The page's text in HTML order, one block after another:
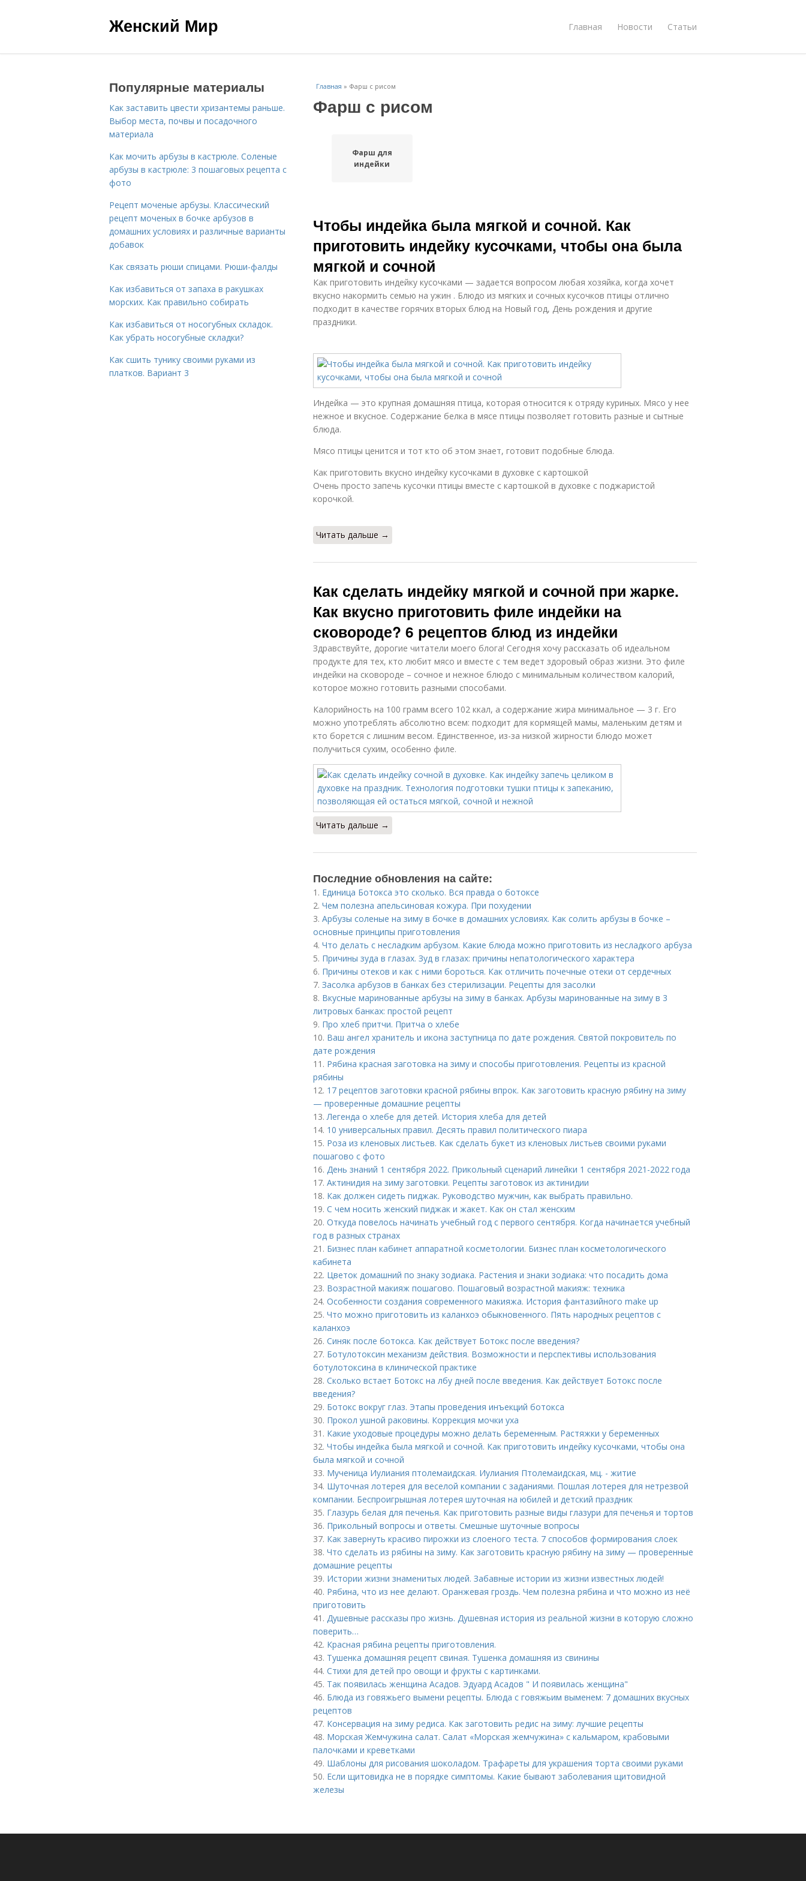
Женский Мир Главная Новости Статьи
Главная » Фарш с рисом
Фарш с рисом
Фарш для
индейки
Чтобы индейка была мягкой и сочной. Как
приготовить индейку кусочками, чтобы она была
мягкой и сочной
Как приготовить индейку кусочками — задается вопросом любая хозяйка, когда хочет
вкусно накормить семью на ужин . Блюдо из мягких и сочных кусочков птицы отлично
подходит в качестве горячих вторых блюд на Новый год, День рождения и другие
праздники.
Индейка — это крупная домашняя птица, которая относится к отряду куриных. Мясо у нее
нежное и вкусное. Содержание белка в мясе птицы позволяет готовить разные и сытные
блюда.
Мясо птицы ценится и тот кто об этом знает, готовит подобные блюда.
Как приготовить вкусно индейку кусочками в духовке с картошкой
Очень просто запечь кусочки птицы вместе с картошкой в духовке с поджаристой
корочкой.
Читать дальше →
Как сделать индейку мягкой и сочной при жарке.
Как вкусно приготовить филе индейки на
сковороде? 6 рецептов блюд из индейки
Здравствуйте, дорогие читатели моего блога! Сегодня хочу рассказать об идеальном
продукте для тех, кто любит мясо и вместе с тем ведет здоровый образ жизни. Это филе
индейки на сковороде – сочное и нежное блюдо с минимальным количеством калорий,
которое можно готовить разными способами.
Калорийность на 100 грамм всего 102 ккал, а содержание жира минимальное — 3 г. Его
можно употреблять абсолютно всем: подходит для кормящей мамы, маленьким детям и
кто борется с лишним весом. Единственное, из-за низкой жирности блюдо может
получиться сухим, особенно филе.
Читать дальше →
Последние обновления на сайте:
1. Единица Ботокса это сколько. Вся правда о ботоксе
2. Чем полезна апельсиновая кожура. При похудении
3. Арбузы соленые на зиму в бочке в домашних условиях. Как солить арбузы в бочке –
основные принципы приготовления
4. Что делать с несладким арбузом. Какие блюда можно приготовить из несладкого арбуза
5. Причины зуда в глазах. Зуд в глазах: причины непатологического характера
6. Причины отеков и как с ними бороться. Как отличить почечные отеки от сердечных
7. Засолка арбузов в банках без стерилизации. Рецепты для засолки
8. Вкусные маринованные арбузы на зиму в банках. Арбузы маринованные на зиму в 3
литровых банках: простой рецепт
9. Про хлеб притчи. Притча о хлебе
10. Ваш ангел хранитель и икона заступница по дате рождения. Святой покровитель по
дате рождения
11. Рябина красная заготовка на зиму и способы приготовления. Рецепты из красной
рябины
12. 17 рецептов заготовки красной рябины впрок. Как заготовить красную рябину на зиму
— проверенные домашние рецепты
13.Легенда о хлебе для детей. История хлеба для детей
14. 10 универсальных правил. Десять правил политического пиара
15. Роза из кленовых листьев. Как сделать букет из кленовых листьев своими руками
пошагово с фото
16. День знаний 1 сентября 2022. Прикольный сценарий линейки 1 сентября 2021-2022 года
17. Актинидия на зиму заготовки. Рецепты заготовок из актинидии
18. Как должен сидеть пиджак. Руководство мужчин, как выбрать правильно.
19. С чем носить женский пиджак и жакет. Как он стал женским
20. Откуда повелось начинать учебный год с первого сентября. Когда начинается учебный
год в разных странах
21. Бизнес план кабинет аппаратной косметологии. Бизнес план косметологического
кабинета
22. Цветок домашний по знаку зодиака. Растения и знаки зодиака: что посадить дома
23. Возрастной макияж пошагово. Пошаговый возрастной макияж: техника
24. Особенности создания современного макияжа. История фантазийного make up
25. Что можно приготовить из каланхоэ обыкновенного. Пять народных рецептов с
каланхоэ
26. Синяк после ботокса. Как действует Ботокс после введения?
27. Ботулотоксин механизм действия. Возможности и перспективы использования
ботулотоксина в клинической практике
28. Сколько встает Ботокс на лбу дней после введения. Как действует Ботокс после
введения?
29. Ботокс вокруг глаз. Этапы проведения инъекций ботокса
30. Прокол ушной раковины. Коррекция мочки уха
31. Какие уходовые процедуры можно делать беременным. Растяжки у беременных
32. Чтобы индейка была мягкой и сочной. Как приготовить индейку кусочками, чтобы она
была мягкой и сочной
33. Мученица Иулиания птолемаидская. Иулиания Птолемаидская, мц. - житие
34. Шуточная лотерея для веселой компании с заданиями. Пошлая лотерея для нетрезвой
компании. Беспроигрышная лотерея шуточная на юбилей и детский праздник
35. Глазурь белая для печенья. Как приготовить разные виды глазури для печенья и тортов
36. Прикольный вопросы и ответы. Смешные шуточные вопросы
37. Как завернуть красиво пирожки из слоеного теста. 7 способов формирования слоек
38. Что сделать из рябины на зиму. Как заготовить красную рябину на зиму — проверенные
домашние рецепты
39. Истории жизни знаменитых людей. Забавные истории из жизни известных людей!
40. Рябина, что из нее делают. Оранжевая гроздь. Чем полезна рябина и что можно из неё
приготовить
41. Душевные рассказы про жизнь. Душевная история из реальной жизни в которую сложно
поверить…
42. Красная рябина рецепты приготовления.
43. Тушенка домашняя рецепт свиная. Тушенка домашняя из свинины
44. Стихи для детей про овощи и фрукты с картинками.
45. Так появилась женщина Асадов. Эдуард Асадов " И появилась женщина"
46. Блюда из говяжьего вымени рецепты. Блюда с говяжьим выменем: 7 домашних вкусных
рецептов
47. Консервация на зиму редиса. Как заготовить редис на зиму: лучшие рецепты
48. Морская Жемчужина салат. Салат «Морская жемчужина» с кальмаром, крабовыми
палочками и креветками
49. Шаблоны для рисования шоколадом. Трафареты для украшения торта своими руками
50. Если щитовидка не в порядке симптомы. Какие бывают заболевания щитовидной
железы
Популярные материалы
Как заставить цвести хризантемы раньше.
Выбор места, почвы и посадочного
материала
Как мочить арбузы в кастрюле. Соленые
арбузы в кастрюле: 3 пошаговых рецепта с
фото
Рецепт моченые арбузы. Классический
рецепт моченых в бочке арбузов в
домашних условиях и различные варианты
добавок
Как связать рюши спицами. Рюши-фалды
Как избавиться от запаха в ракушках
морских. Как правильно собирать
Как избавиться от носогубных складок.
Как убрать носогубные складки?
Как сшить тунику своими руками из
платков. Вариант 3